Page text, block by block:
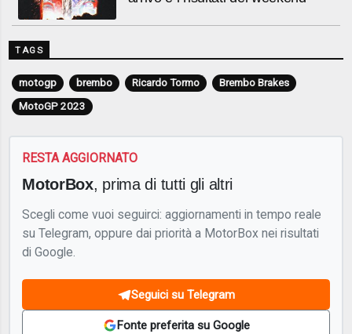
TAGS
motogp brembo Ricardo Tormo
Brembo Brakes
MotoGP 2023
RESTA AGGIORNATO
MotorBox, prima di tutti gli altri
Scegli come vuoi seguirci: aggiornamenti in tempo reale
su Telegram, oppure dai priorità a MotorBox nei risultati
di Google.
Seguici su Telegram
Fonte preferita su Google